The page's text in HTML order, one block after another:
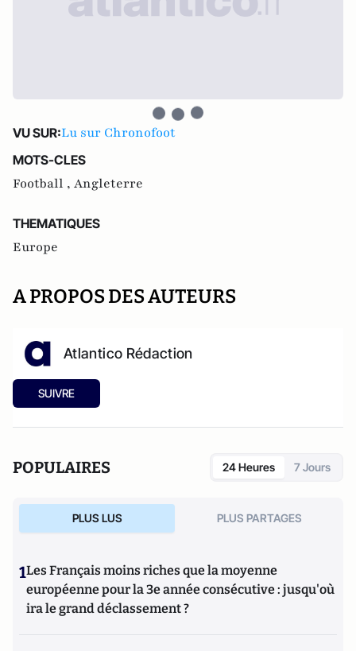
VU SUR:Lu sur Chronofoot
MOTS-CLES
Football , Angleterre
THEMATIQUES
Europe
A PROPOS DES AUTEURS
Atlantico Rédaction
SUIVRE
POPULAIRES 24 Heures 7 Jours
PLUS LUS PLUS PARTAGES
1Les Français moins riches que la moyenne
européenne pour la 3e année consécutive : jusqu'où
ira le grand déclassement ?